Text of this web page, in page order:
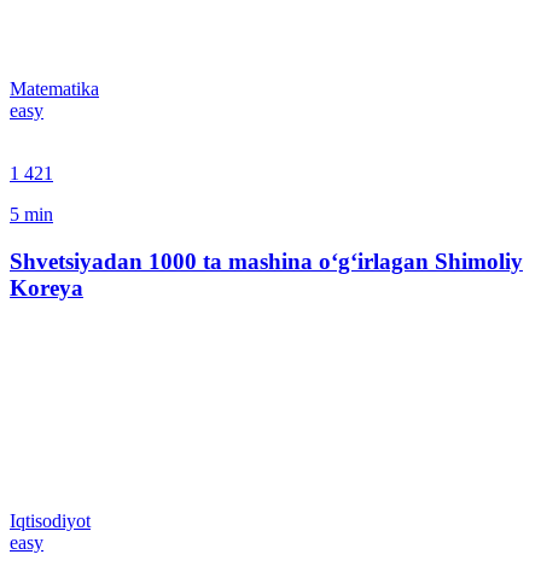
Matematika
easy
1 421
5 min
Shvetsiyadan 1000 ta mashina o‘g‘irlagan Shimoliy
Koreya
Iqtisodiyot
easy